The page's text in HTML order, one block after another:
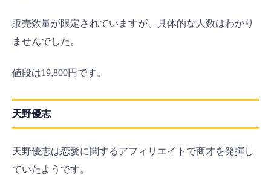
販売数量が限定されていますが、具体的な人数はわかり
ませんでした。
値段は19,800円です。
天野優志
天野優志は恋愛に関するアフィリエイトで商才を発揮し
ていたようです。